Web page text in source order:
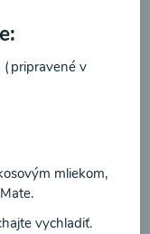
(pripravené v
mliekom,
vychladiť.